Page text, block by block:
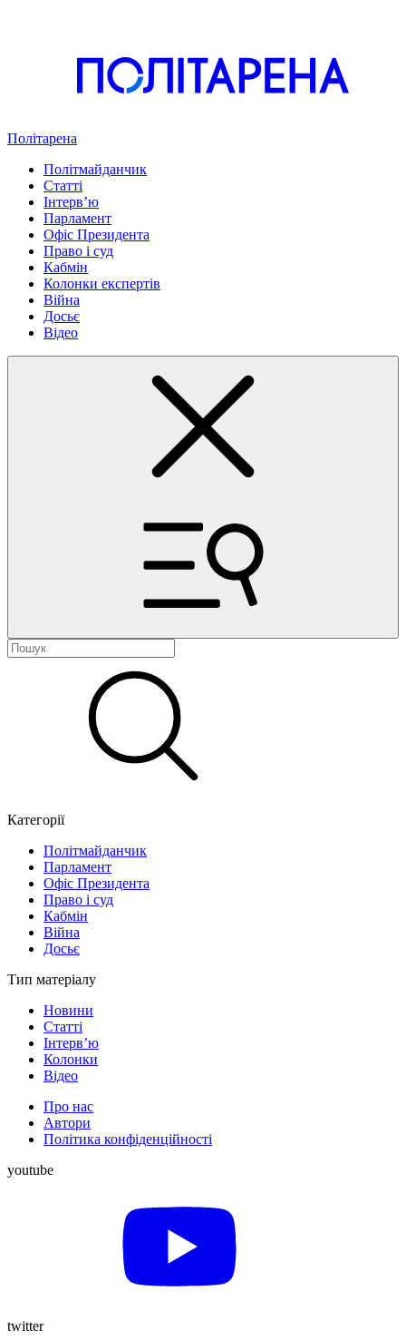
Політарена
Політмайданчик
Статті
Інтервʼю
Парламент
Офіс Президента
Право і суд
Кабмін
Колонки експертів
Війна
Досьє
Відео
Категорії
Політмайданчик
Парламент
Офіс Президента
Право і суд
Кабмін
Війна
Досьє
Тип матеріалу
Новини
Статті
Інтерв’ю
Колонки
Відео
Про нас
Автори
Політика конфіденційності
youtube
twitter